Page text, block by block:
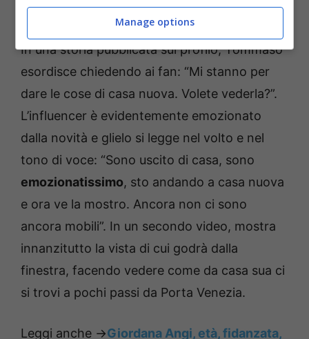
Marracash
In una storia pubblicata sul profilo, Tommaso
esordisce chiedendo ai fan: “Mi stanno per
dare le cose di casa nuova. Volete vederla?”.
L’influencer è evidentemente emozionato
dalla novità e glielo si legge nel volto e nel
tono di voce: “Sono uscito di casa, sono
emozionatissimo, sto andando a casa nuova
e ora ve la mostro. Ancora non ci sono
ancora mobili”. In un secondo video, mostra
innanzitutto la vista di cui godrà dalla
finestra, facendo vedere come da casa sua ci
si trovi a pochi passi da Porta Venezia.
Leggi anche ->Giordana Angi, età, fidanzata,
Manage options